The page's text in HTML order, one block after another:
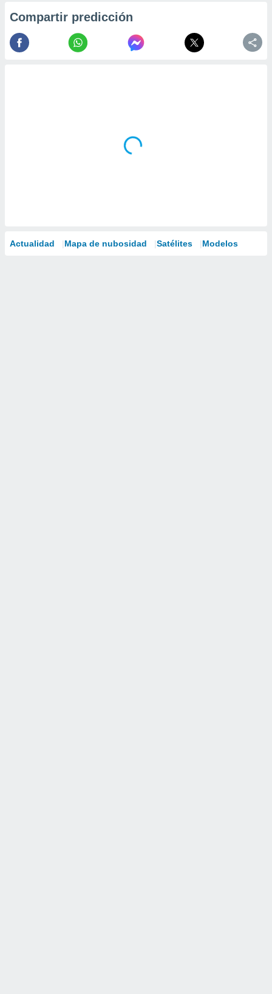
Compartir predicción
Actualidad Mapa de nubosidad Satélites Modelos